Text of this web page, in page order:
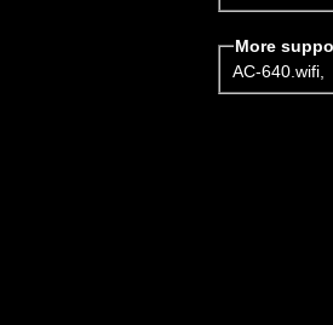
More
AC-640.wifi,